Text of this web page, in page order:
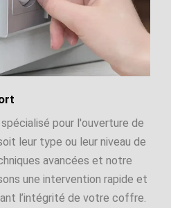
pour l'ouverture de
leur type ou leur niveau de
avancées et notre
une intervention rapide et
l’intégrité de votre coffre.